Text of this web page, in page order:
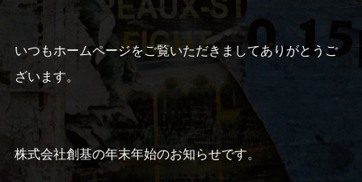
いつもホームページをご覧いただきましてありがとうご
ざいます。
株式会社創基の年末年始のお知らせです。